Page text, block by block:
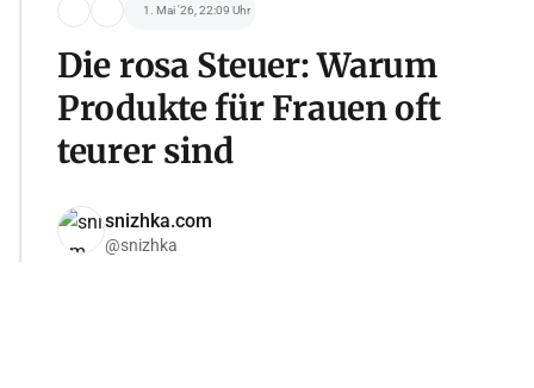
1. Mai '26, 22:09 Uhr
Die rosa Steuer: Warum
Produkte für Frauen oft
teurer sind
snizhka.com
@snizhka